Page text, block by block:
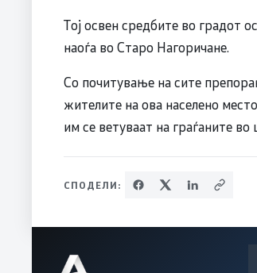
Тој освен средбите во градот
наоѓа во Старо Нагоричане.
Со почитување на сите
жителите на ова населено
им се ветуваат на граѓаните во
СПОДЕЛИ: